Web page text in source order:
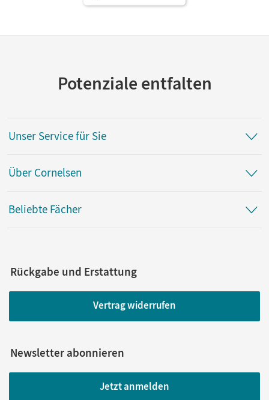
Potenziale entfalten
Unser Service für Sie
Über Cornelsen
Beliebte Fächer
Rückgabe und Erstattung
Vertrag widerrufen
Newsletter abonnieren
Jetzt anmelden